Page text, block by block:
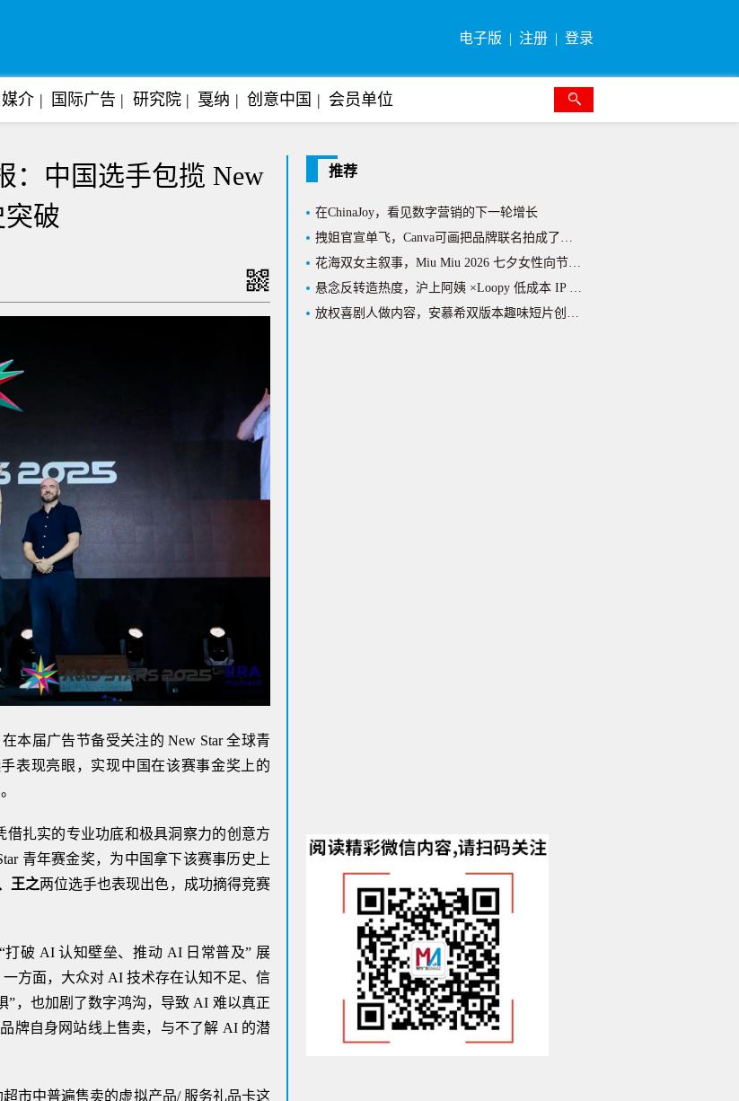
电子版 注册 登录
媒介 国际广告 研究院 戛纳 创意中国 会员单位
：中国选手包揽 New
突破
本届广告节备受关注的 New Star 全球青
表现亮眼，实现中国在该赛事金奖上的
借扎实的专业功底和极具洞察力的创意方
青年赛金奖，为中国拿下该赛事历史上
王之两位选手也表现出色，成功摘得竞赛
破 AI 认知壁垒、推动 AI 日常普及” 展
方面，大众对 AI 技术存在认知不足、信
”，也加剧了数字鸿沟，导致 AI 难以真正
牌自身网站线上售卖，与不了解 AI 的潜
市中普遍售卖的虚拟产品/ 服务礼品卡这
推荐
Almedia 正式发布 LINK，助力中国游戏开发者解锁收
阿迪达斯世界杯豪赌：广告越是成功，资本为何越发焦虑？
上任不足一年，奥美美国 CEO Lyndsey Corona
打造共享衣橱概念，Ami Paris 2026 七夕温情节日
从“买量”到“玩家社区”，中国游戏出海正在重写营销方法论